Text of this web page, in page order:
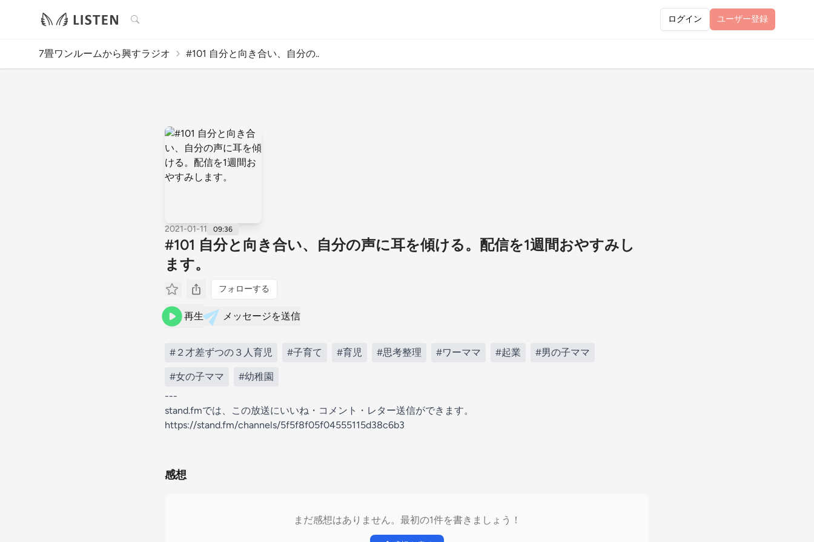
検索 ログイン ユーザー登録
7畳ワンルームから興すラジオ #101 自分と向き合い、自分の..
2021-01-11 09:36
#101 自分と向き合い、自分の声に耳を傾ける。配信を1週間おやすみし
ます。
フォローする
再生 メッセージを送信
#２才差ずつの３人育児 #子育て #育児 #思考整理 #ワーママ #起業 #男の子ママ
#女の子ママ
#幼稚園
---
stand.fmでは、この放送にいいね・コメント・レター送信ができます。
https://stand.fm/channels/5f5f8f05f04555115d38c6b3
感想
まだ感想はありません。最初の1件を書きましょう！